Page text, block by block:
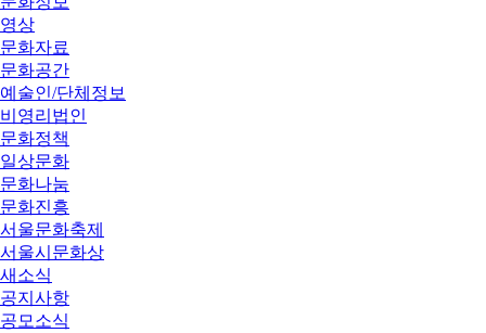
영상
문화자료
문화공간
예술인/단체정보
비영리법인
문화정책
일상문화
문화나눔
문화진흥
서울문화축제
서울시문화상
새소식
공지사항
공모소식